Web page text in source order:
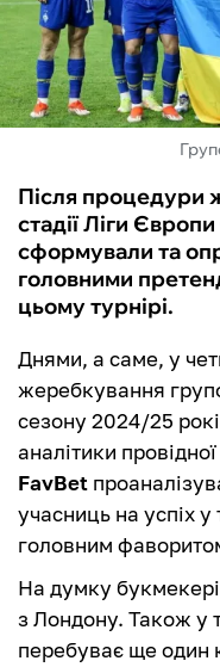
ІНШІ
БУКМЕКЕРИ
Після процедури
стадії Ліги
сформували та
головними
цьому турнірі.
Днями, а саме, у
жеребкування
сезону 2024/25
аналітики
FavBet
учасниць на успіх у
головним
На думку
з Лондону. Також у
перебуває ще один